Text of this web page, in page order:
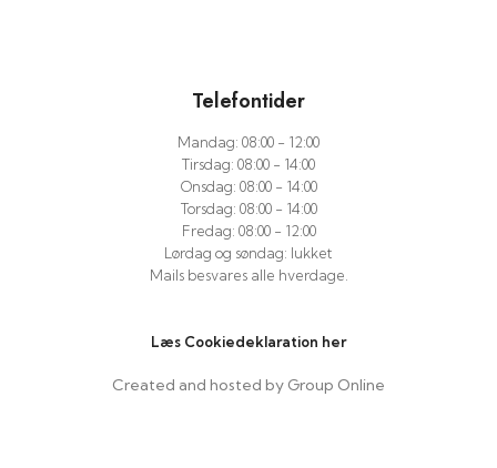
Telefontider
Mandag: 08:00 - 12:00
​Tirsdag: 08:00 - 14:00
​Onsdag: 08:00 - 14:00
​Torsdag: 08:00 - 14:00
​Fredag: 08:00 - 12:00
​Lørdag og søndag: lukket
Mails besvares alle hverdage.
Læs Cookiedeklaration her​
Created and hosted by Group Online